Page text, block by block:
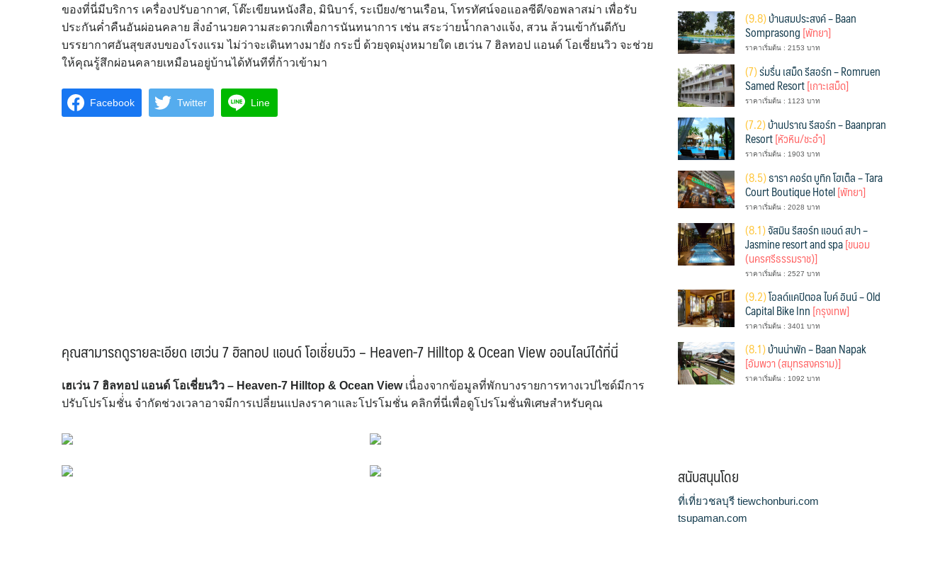
ของที่นี่มีบริการ เครื่องปรับอากาศ, โต๊ะเขียนหนังสือ, มินิบาร์, ระเบียง/ชานเรือน, โทรทัศน์จอแอลซีดี/จอพลาสม่า เพื่อรับ
ประกันค่ำคืนอันผ่อนคลาย สิ่งอำนวยความสะดวกเพื่อการนันทนาการ เช่น สระว่ายน้ำกลางแจ้ง, สวน ล้วนเข้ากันดีกับ
บรรยากาศอันสุขสงบของโรงแรม ไม่ว่าจะเดินทางมายัง กระบี่ ด้วยจุดมุ่งหมายใด เฮเว่น 7 ฮิลทอป แอนด์ โอเชี่ยนวิว จะช่วย
ให้คุณรู้สึกผ่อนคลายเหมือนอยู่บ้านได้ทันทีที่ก้าวเข้ามา
Facebook Twitter Line
คุณสามารถดูรายละเอียด เฮเว่น 7 ฮิลทอป แอนด์ โอเชี่ยนวิว – Heaven-7 Hilltop & Ocean View ออนไลน์ได้ที่นี่
เฮเว่น 7 ฮิลทอป แอนด์ โอเชี่ยนวิว – Heaven-7 Hilltop & Ocean Viewเนื่่องจากข้อมูลที่พักบางรายการทางเวปไซด์มีการ
ปรับโปรโมชั่่น จำกัดช่วงเวลาอาจมีการเปลี่ยนแปลงราคาและโปรโมชั่น คลิกที่นี่เพื่อดูโปรโมชั่นพิเศษสำหรับคุณ
(9.8)บ้านสมประสงค์ – Baan
Somprasong[พัทยา]
ราคาเริ่มต้น : 2153 บาท
(7)ร่มรื่น เสม็ด รีสอร์ท – Romruen
Samed Resort[เกาะเสม็ด]
ราคาเริ่มต้น : 1123 บาท
(7.2)บ้านปราณ รีสอร์ท – Baanpran
Resort[หัวหิน/ชะอำ]
ราคาเริ่มต้น : 1903 บาท
(8.5)ธารา คอร์ต บูทิก โฮเต็ล – Tara
Court Boutique Hotel[พัทยา]
ราคาเริ่มต้น : 2028 บาท
(8.1)จัสมิน รีสอร์ท แอนด์ สปา –
Jasmine resort and spa[ขนอม
(นครศรีธรรมราช)]
ราคาเริ่มต้น : 2527 บาท
(9.2)โอลด์แคปิตอล ไบค์ อินน์ – Old
Capital Bike Inn[กรุงเทพ]
ราคาเริ่มต้น : 3401 บาท
(8.1)บ้านน่าพัก – Baan Napak
[อัมพวา (สมุทรสงคราม)]
ราคาเริ่มต้น : 1092 บาท
สนับสนุนโดย
ที่เที่ยวชลบุรี tiewchonburi.com
tsupaman.com